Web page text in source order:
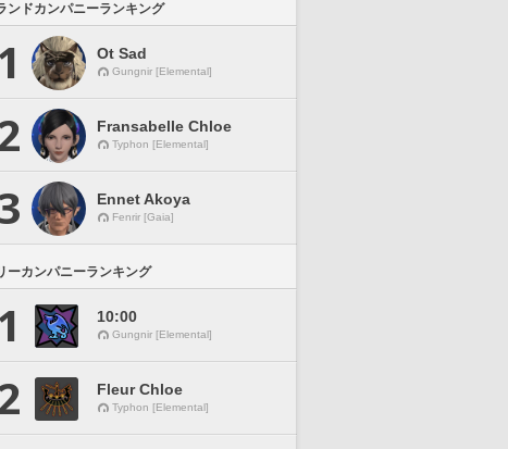
ンドカンパニーランキング
1 Ot Sad
Gungnir [Elemental]
Fransabelle Chloe
Typhon [Elemental]
Ennet Akoya
Fenrir [Gaia]
ーカンパニーランキング
1 10:00
Gungnir [Elemental]
Fleur Chloe
Typhon [Elemental]